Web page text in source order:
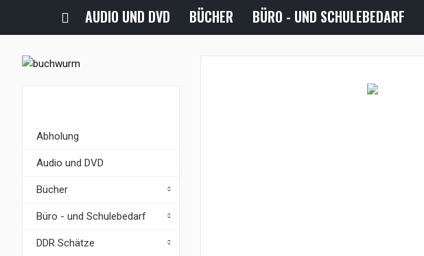
AUDIO UND DVD BÜCHER BÜRO - UND SCHULEBEDARF
Abholung
Audio und DVD
Bücher
Büro - und Schulebedarf
DDR Schätze